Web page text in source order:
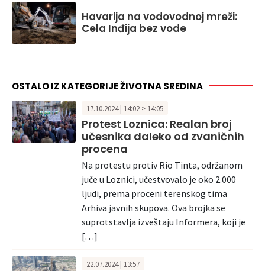
Havarija na vodovodnoj mreži:
Cela Inđija bez vode
OSTALO IZ KATEGORIJE ŽIVOTNA SREDINA
17.10.2024 | 14:02 > 14:05
Protest Loznica: Realan broj
učesnika daleko od zvaničnih
procena
Na protestu protiv Rio Tinta, održanom
juče u Loznici, učestvovalo je oko 2.000
ljudi, prema proceni terenskog tima
Arhiva javnih skupova. Ova brojka se
suprotstavlja izveštaju Informera, koji je
[…]
22.07.2024 | 13:57